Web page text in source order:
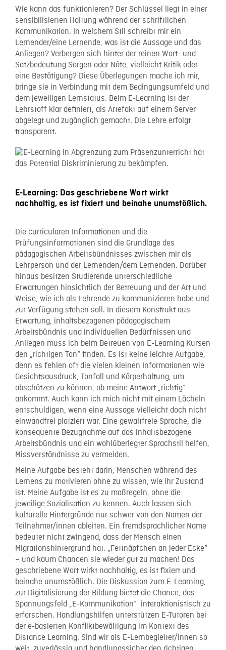
Wie kann das funktionieren? Der Schlüssel liegt in einer
sensibilisierten Haltung während der schriftlichen
Kommunikation. In welchem Stil schreibt mir ein
Lernender/eine Lernende, was ist die Aussage und das
Anliegen? Verbergen sich hinter der reinen Wort- und
Satzbedeutung Sorgen oder Nöte, vielleicht Kritik oder
eine Bestätigung? Diese Überlegungen mache ich mir,
bringe sie in Verbindung mit dem Bedingungsumfeld und
dem jeweiligen Lernstatus. Beim E-Learning ist der
Lehrstoff klar definiert, als Artefakt auf einem Server
abgelegt und zugänglich gemacht. Die Lehre erfolgt
transparent.
E-Learning: Das geschriebene Wort wirkt
nachhaltig, es ist fixiert und beinahe unumstößlich.
Die curricularen Informationen und die
Prüfungsinformationen sind die Grundlage des
pädagogischen Arbeitsbündnisses zwischen mir als
Lehrperson und der Lernenden/dem Lernenden. Darüber
hinaus besitzen Studierende unterschiedliche
Erwartungen hinsichtlich der Betreuung und der Art und
Weise, wie ich als Lehrende zu kommunizieren habe und
zur Verfügung stehen soll. In diesem Konstrukt aus
Erwartung, inhaltsbezogenen pädagogischem
Arbeitsbündnis und individuellen Bedürfnissen und
Anliegen muss ich beim Betreuen von E-Learning Kursen
den „richtigen Ton“ finden. Es ist keine leichte Aufgabe,
denn es fehlen oft die vielen kleinen Informationen wie
Gesichtsausdruck, Tonfall und Körperhaltung, um
abschätzen zu können, ob meine Antwort „richtig“
ankommt. Auch kann ich mich nicht mit einem Lächeln
entschuldigen, wenn eine Aussage vielleicht doch nicht
einwandfrei platziert war. Eine gewaltfreie Sprache, die
konsequente Bezugnahme auf das inhaltsbezogene
Arbeitsbündnis und ein wohlüberlegter Sprachstil helfen,
Missverständnisse zu vermeiden.
Meine Aufgabe besteht darin, Menschen während des
Lernens zu motivieren ohne zu wissen, wie ihr Zustand
ist. Meine Aufgabe ist es zu maßregeln, ohne die
jeweilige Sozialisation zu kennen. Auch lassen sich
kulturelle Hintergründe nur schwer von den Namen der
Teilnehmer/innen ableiten. Ein fremdsprachlicher Name
bedeutet nicht zwingend, dass der Mensch einen
Migrationshintergrund hat. „Fettnäpfchen an jeder Ecke“
– und kaum Chancen sie wieder gut zu machen! Das
geschriebene Wort wirkt nachhaltig, es ist fixiert und
beinahe unumstößlich. Die Diskussion zum E-Learning,
zur Digitalisierung der Bildung bietet die Chance, das
Spannungsfeld „E-Kommunikation“ interaktionistisch zu
erforschen. Handlungshilfen unterstützen E-Tutoren bei
der e-basierten Konfliktbewältigung im Kontext des
Distance Learning. Sind wir als E-Lernbegleiter/innen so